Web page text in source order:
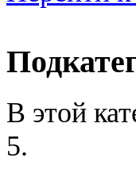
В этой
5.